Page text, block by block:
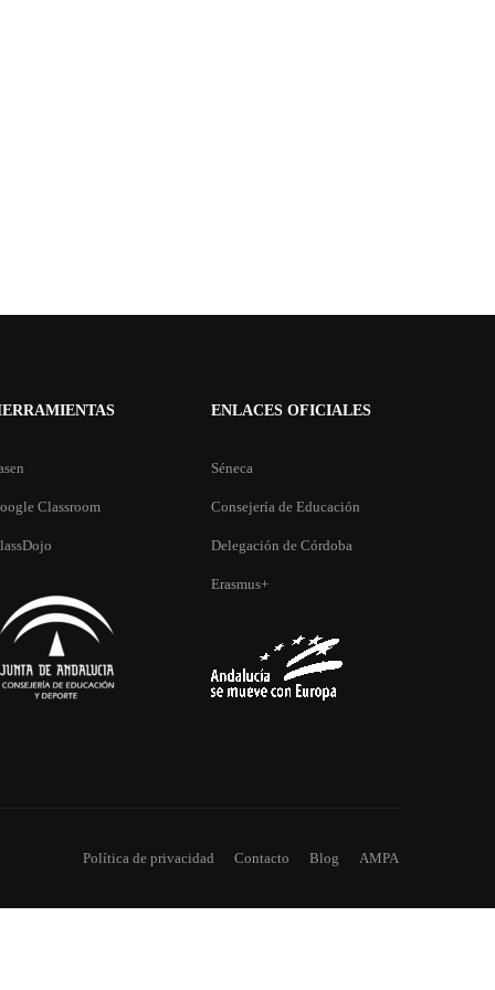
Classroom
ENLACES OFICIALES
Séneca
Consejería de Educación
Delegación de Córdoba
Erasmus+
Política de privacidad Contacto Blog AMPA
MÁS?